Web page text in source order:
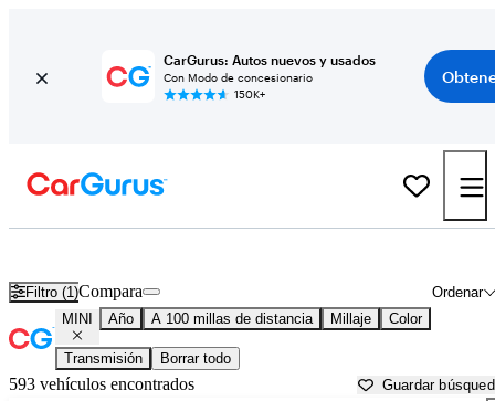
CarGurus: Autos nuevos y usados
Con Modo de concesionario
150K+
Filtro (1) Ordenar
Compara
MINI Año A 100 millas de distancia Millaje Color
Transmisión Borrar todo
593 vehículos encontrados Guardar